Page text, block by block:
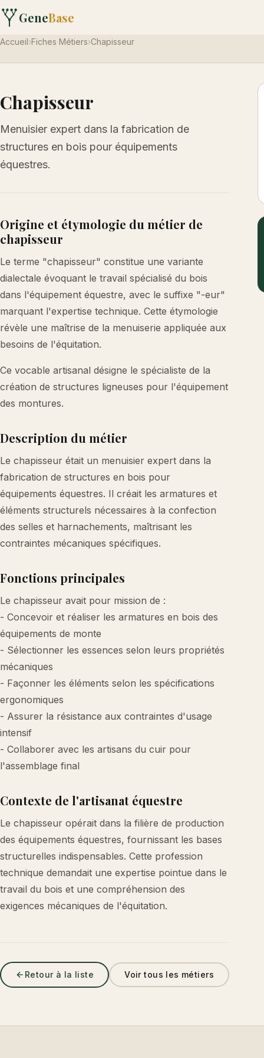
GeneBase
Accueil›Fiches Métiers›Chapisseur
Chapisseur
Menuisier expert dans la fabrication de
structures en bois pour équipements
équestres.
Origine et étymologie du métier de
chapisseur
Le terme "chapisseur" constitue une variante
dialectale évoquant le travail spécialisé du bois
dans l'équipement équestre, avec le suffixe "-eur"
marquant l'expertise technique. Cette étymologie
révèle une maîtrise de la menuiserie appliquée aux
besoins de l'équitation.
Ce vocable artisanal désigne le spécialiste de la
création de structures ligneuses pour l'équipement
des montures.
Description du métier
Le chapisseur était un menuisier expert dans la
fabrication de structures en bois pour
équipements équestres. Il créait les armatures et
éléments structurels nécessaires à la confection
des selles et harnachements, maîtrisant les
contraintes mécaniques spécifiques.
Fonctions principales
Le chapisseur avait pour mission de :
- Concevoir et réaliser les armatures en bois des
équipements de monte
- Sélectionner les essences selon leurs propriétés
mécaniques
- Façonner les éléments selon les spécifications
ergonomiques
- Assurer la résistance aux contraintes d'usage
intensif
- Collaborer avec les artisans du cuir pour
l'assemblage final
Contexte de l'artisanat équestre
Le chapisseur opérait dans la filière de production
des équipements équestres, fournissant les bases
structurelles indispensables. Cette profession
technique demandait une expertise pointue dans le
travail du bois et une compréhension des
exigences mécaniques de l'équitation.
Retour à la liste Voir tous les métiers